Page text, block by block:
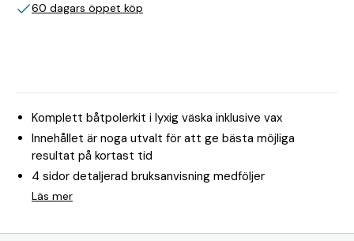
60 dagars öppet köp
Komplett båtpolerkit i lyxig väska inklusive vax
Innehållet är noga utvalt för att ge bästa möjliga
resultat på kortast tid
4 sidor detaljerad bruksanvisning medföljer
Läs mer